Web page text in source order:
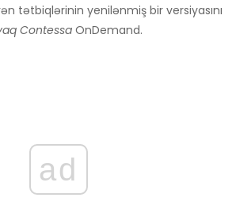
tətbiqlərinin yenilənmiş bir versiyasını
Contessa OnDemand.
ad